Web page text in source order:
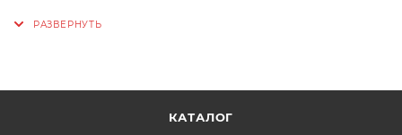
КАТАЛОГ